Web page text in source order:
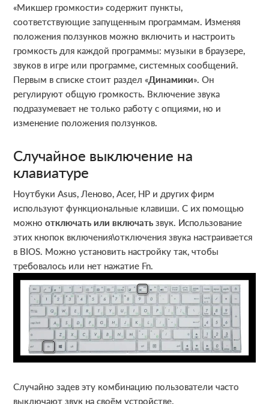
«Микшер громкости» содержит пункты,
соответствующие запущенным программам. Изменяя
положения ползунков можно включить и настроить
громкость для каждой программы: музыки в браузере,
звуков в игре или программе, системных сообщений.
Первым в списке стоит раздел «Динамики». Он
регулируют общую громкость. Включение звука
подразумевает не только работу с опциями, но и
изменение положения ползунков.
Случайное выключение на
клавиатуре
Ноутбуки Asus, Леново, Acer, HP и других фирм
используют функциональные клавиши. С их помощью
можноотключать или включатьзвук. Использование
этих кнопок включения\отключения звука настраивается
в BIOS. Можно установить настройку так, чтобы
требовалось или нет нажатие Fn.
Случайно задев эту комбинацию пользователи часто
выключают звук на своём устройстве.